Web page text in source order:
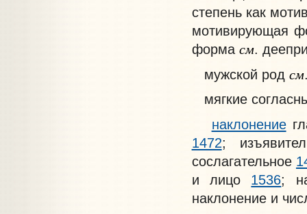
степень как
мотивирующая
форма см.
мужской род см
мягкие
наклонение
1472;
сослагательное
и лицо 1536;
наклонение и